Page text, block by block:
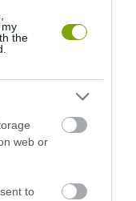
the
web or
to
HELYETT EGY
TURISTÁK HADÁT